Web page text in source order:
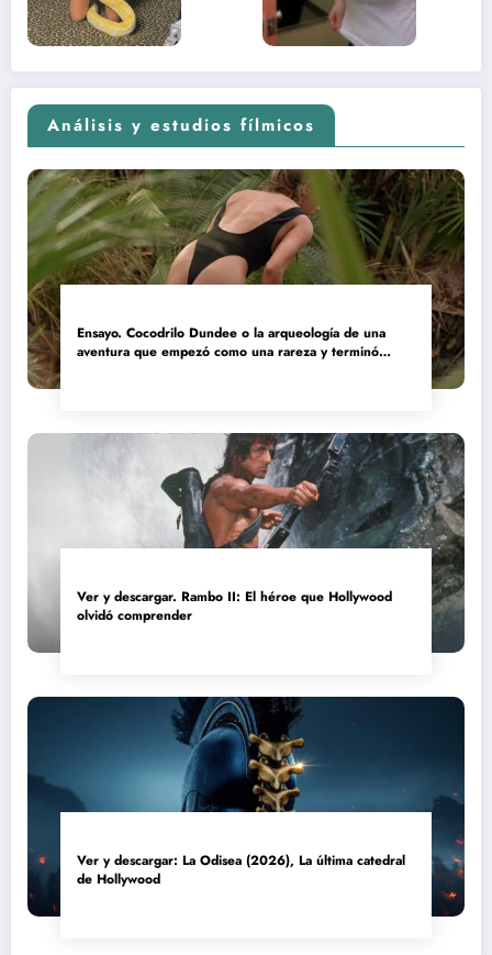
Análisis y estudios fílmicos
Ensayo. Cocodrilo Dundee o la arqueología de una
aventura que empezó como una rareza y terminó
Ver y descargar. Rambo II: El héroe que Hollywood
olvidó comprender
Ver y descargar: La Odisea (2026), La última catedral
de Hollywood